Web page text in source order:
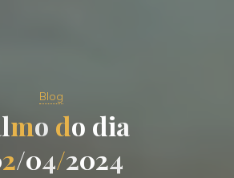
Blog
lmo do dia
2/04/2024